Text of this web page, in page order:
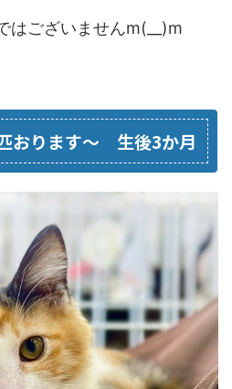
はございませんm(__)m
おります～ 生後3か月